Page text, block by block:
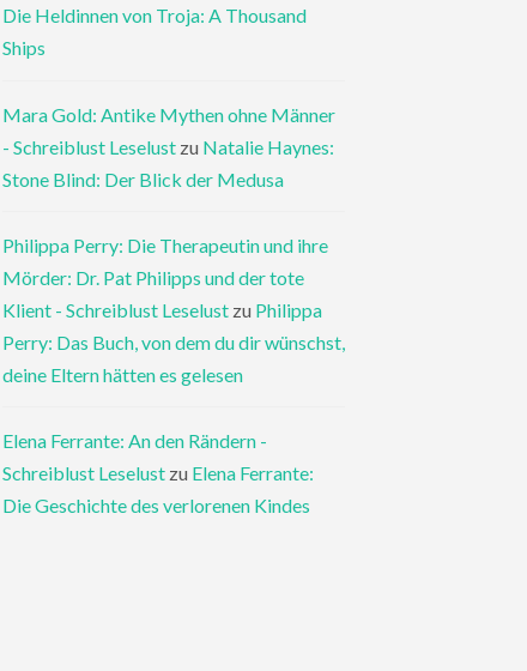
Die Heldinnen von Troja: A Thousand
Ships
Mara Gold: Antike Mythen ohne Männer
- Schreiblust Leselust zu Natalie Haynes:
Stone Blind: Der Blick der Medusa
Philippa Perry: Die Therapeutin und ihre
Mörder: Dr. Pat Philipps und der tote
Klient - Schreiblust Leselust zu Philippa
Perry: Das Buch, von dem du dir wünschst,
deine Eltern hätten es gelesen
Elena Ferrante: An den Rändern -
Schreiblust Leselust zu Elena Ferrante:
Die Geschichte des verlorenen Kindes